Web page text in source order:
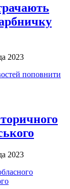
2023
поповнити
2023